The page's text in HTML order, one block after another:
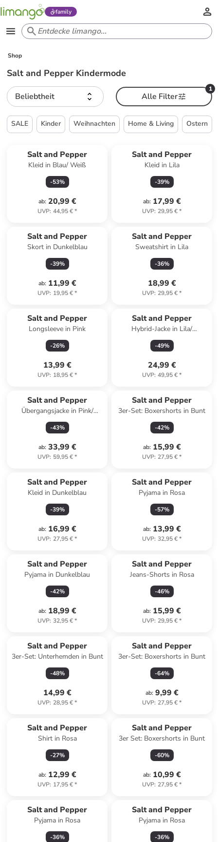
family
Shop
Salt and Pepper Kindermode
Beliebtheit
1
Alle Filter
SALE Kinder Weihnachten Home & Living Ostern
Salt and Pepper
Kleid in Blau/ Weiß
-53%
ab: 20,99 €
UVP: 44,95 €*
Salt and Pepper
Kleid in Lila
-39%
ab: 17,99 €
UVP: 29,95 €*
Salt and Pepper
Skort in Dunkelblau
-39%
ab: 11,99 €
UVP: 19,95 €*
Salt and Pepper
Sweatshirt in Lila
-36%
18,99 €
UVP: 29,95 €*
Salt and Pepper
Longsleeve in Pink
-26%
13,99 €
UVP: 18,95 €*
Salt and Pepper
Hybrid-Jacke in Lila/
Dunkelblau
-49%
24,99 €
UVP: 49,95 €*
Salt and Pepper
Übergangsjacke in Pink/
Dunkelblau
-43%
ab: 33,99 €
UVP: 59,95 €*
Salt and Pepper
3er-Set: Boxershorts in Bunt
-42%
ab: 15,99 €
UVP: 27,95 €*
Salt and Pepper
Kleid in Dunkelblau
-39%
ab: 16,99 €
UVP: 27,95 €*
Salt and Pepper
Pyjama in Rosa
-57%
ab: 13,99 €
UVP: 32,95 €*
Salt and Pepper
Pyjama in Dunkelblau
-42%
ab: 18,99 €
UVP: 32,95 €*
Salt and Pepper
Jeans-Shorts in Rosa
-46%
ab: 15,99 €
UVP: 29,95 €*
Salt and Pepper
3er-Set: Unterhemden in Bunt
-48%
14,99 €
UVP: 28,95 €*
Salt and Pepper
3er-Set: Boxershorts in Bunt
-64%
ab: 9,99 €
UVP: 27,95 €*
Salt and Pepper
Shirt in Rosa
-27%
ab: 12,99 €
UVP: 17,95 €*
Salt and Pepper
3er Set: Boxershorts in Bunt
-60%
ab: 10,99 €
UVP: 27,95 €*
Salt and Pepper
Pyjama in Rosa
-36%
Salt and Pepper
Pyjama in Rosa
-36%